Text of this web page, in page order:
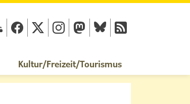
Kultur/Freizeit/Tourismus